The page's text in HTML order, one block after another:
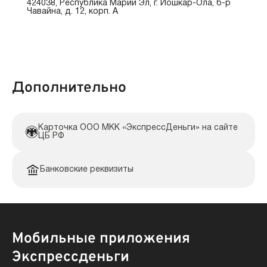
424038, Республика Марий Эл, г. Йошкар-Ола, б-р
Чавайна, д. 12, корп. А
Дополнительно
Карточка ООО МКК «ЭкспрессДеньги» на сайте
ЦБ РФ
Банковские реквизиты
Мобильные приложения
Экспрессденьги